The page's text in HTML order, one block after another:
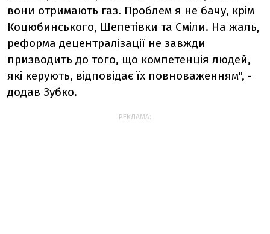
вони отримають газ. Проблем я не бачу, крім
Коцюбинського, Шепетівки та Сміли. На жаль,
реформа децентралізації не завжди
призводить до того, що компетенція людей,
які керують, відповідає їх повноваженням", -
додав Зубко.
РЕКЛАМА: